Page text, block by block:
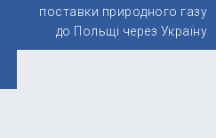
поставки природного газу
до Польщі через Україну